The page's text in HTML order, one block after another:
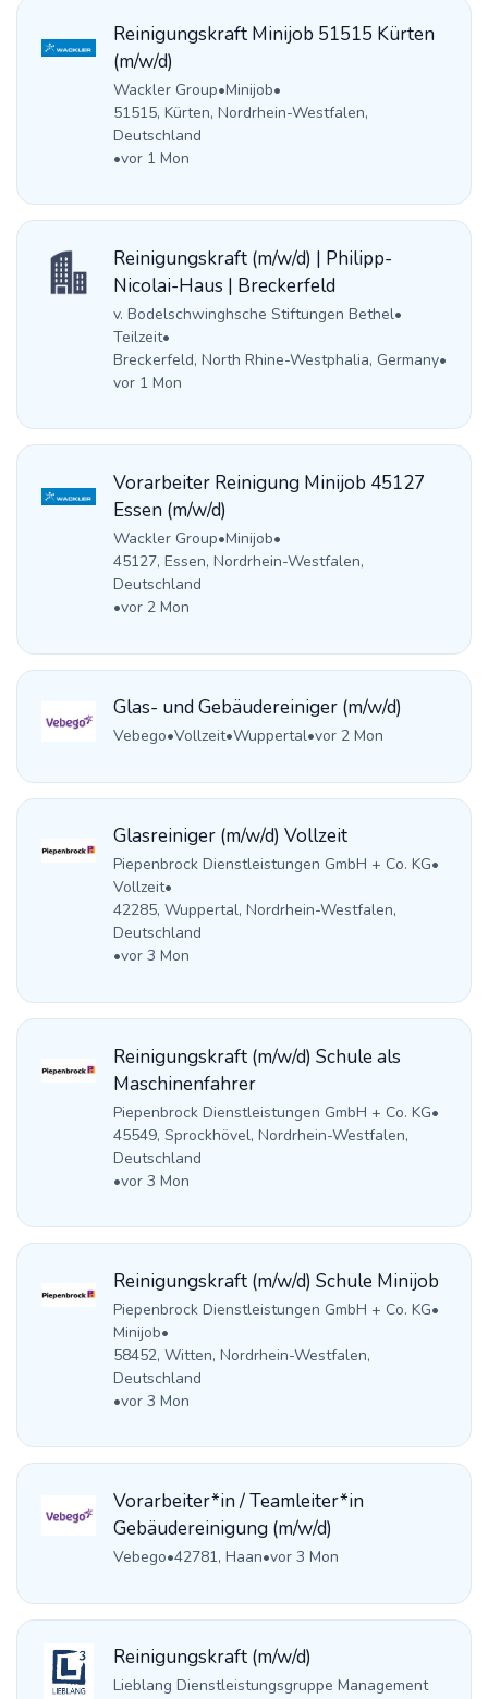
Reinigungskraft Minijob 51515 Kürten
(m/w/d)
Wackler Group•Minijob•
51515, Kürten, Nordrhein-Westfalen,
Deutschland
•vor 1 Mon
Reinigungskraft (m/w/d) | Philipp-
Nicolai-Haus | Breckerfeld
v. Bodelschwinghsche Stiftungen Bethel•
Teilzeit•
Breckerfeld, North Rhine-Westphalia, Germany•
vor 1 Mon
Vorarbeiter Reinigung Minijob 45127
Essen (m/w/d)
Wackler Group•Minijob•
45127, Essen, Nordrhein-Westfalen,
Deutschland
•vor 2 Mon
Glas- und Gebäudereiniger (m/w/d)
Vebego•Vollzeit•Wuppertal•vor 2 Mon
Glasreiniger (m/w/d) Vollzeit
Piepenbrock Dienstleistungen GmbH + Co. KG•
Vollzeit•
42285, Wuppertal, Nordrhein-Westfalen,
Deutschland
•vor 3 Mon
Reinigungskraft (m/w/d) Schule als
Maschinenfahrer
Piepenbrock Dienstleistungen GmbH + Co. KG•
45549, Sprockhövel, Nordrhein-Westfalen,
Deutschland
•vor 3 Mon
Reinigungskraft (m/w/d) Schule Minijob
Piepenbrock Dienstleistungen GmbH + Co. KG•
Minijob•
58452, Witten, Nordrhein-Westfalen,
Deutschland
•vor 3 Mon
Vorarbeiter*in / Teamleiter*in
Gebäudereinigung (m/w/d)
Vebego•42781, Haan•vor 3 Mon
Reinigungskraft (m/w/d)
Lieblang Dienstleistungsgruppe Management